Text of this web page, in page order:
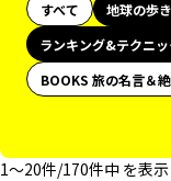
すべて 地球の歩
ランキング&テクニッ
BOOKS 旅の名言＆
1〜20件/170件中 を表示